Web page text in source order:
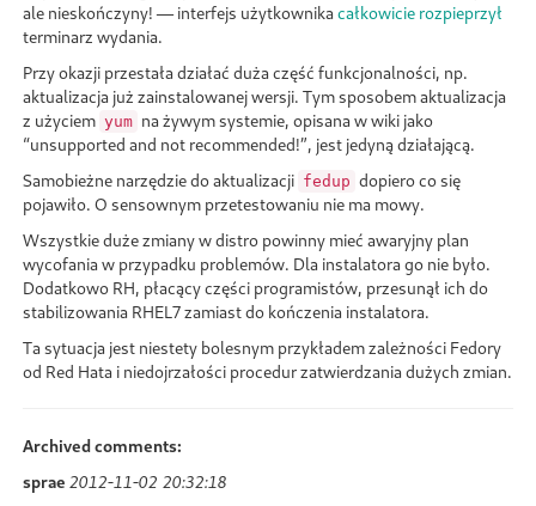
ale nieskończyny! — interfejs użytkownika całkowicie rozpieprzył
terminarz wydania.
Przy okazji przestała działać duża część funkcjonalności, np.
aktualizacja już zainstalowanej wersji. Tym sposobem aktualizacja
z użyciem yum na żywym systemie, opisana w wiki jako
unsupported and not recommended! , jest jedyną działającą.
Samobieżne narzędzie do aktualizacji fedup dopiero co się
pojawiło. O sensownym przetestowaniu nie ma mowy.
Wszystkie duże zmiany w distro powinny mieć awaryjny plan
wycofania w przypadku problemów. Dla instalatora go nie było.
Dodatkowo RH, płacący części programistów, przesunął ich do
stabilizowania RHEL7 zamiast do kończenia instalatora.
Ta sytuacja jest niestety bolesnym przykładem zależności Fedory
od Red Hata i niedojrzałości procedur zatwierdzania dużych zmian.
Archived comments:
sprae 2012-11-02 20:32:18